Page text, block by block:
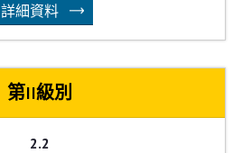
詳細資料
第II級別
2.2